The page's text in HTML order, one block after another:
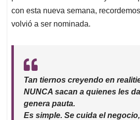
con esta nueva semana,
volvió a ser nominada.
Tan tiernos creyendo en
NUNCA sacan a quienes les
genera pauta.
Es simple. Se cuida el